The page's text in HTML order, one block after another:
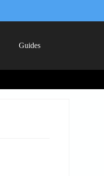
Guides